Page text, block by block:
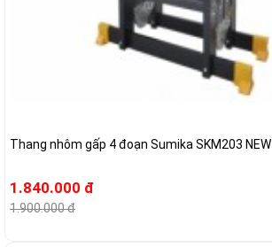
Thang nhôm gấp 4 đoạn Sumika SKM203 NEW
1.840.000 đ
1.900.000 đ